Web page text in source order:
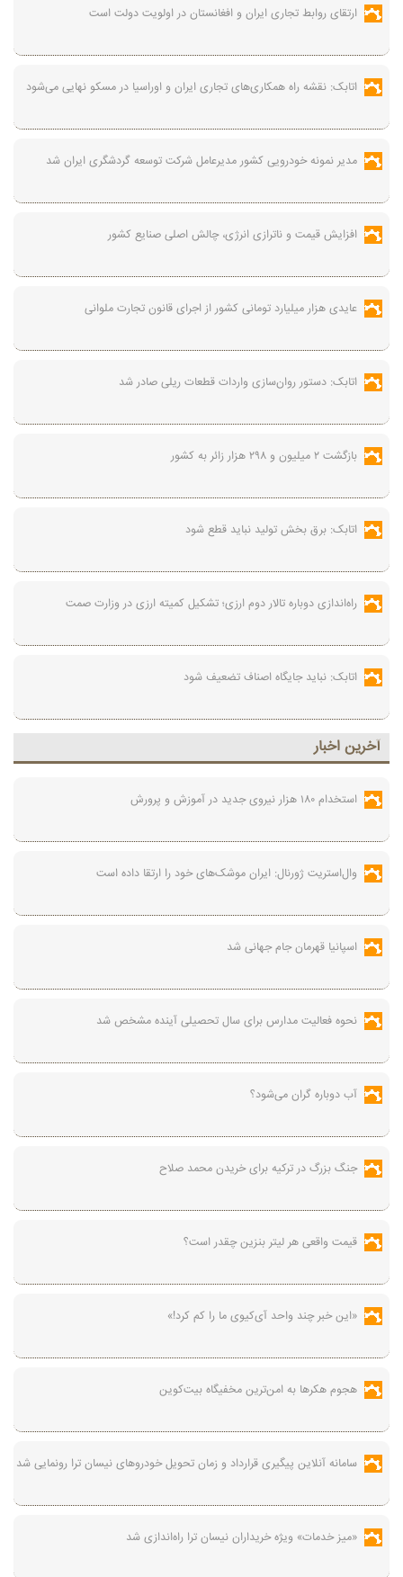
ارتقای روابط تجاری ایران و افغانستان در اولویت دولت است
اتابک: نقشه راه همکاری‌های تجاری ایران و اوراسیا در مسکو نهایی می‌شود
مدیر نمونه خودرویی کشور مدیرعامل شرکت توسعه گردشگری ایران شد
افزایش قیمت و ناترازی انرژی، چالش اصلی صنایع کشور
عایدی هزار میلیارد تومانی کشور از اجرای قانون تجارت ملوانی
اتابک: دستور روان‌سازی واردات قطعات ریلی صادر شد
بازگشت ۲ میلیون و ۲۹۸ هزار زائر به کشور
اتابک: برق بخش تولید نباید قطع شود
راه‌اندازی دوباره تالار دوم ارزی؛ تشکیل کمیته ارزی در وزارت صمت
اتابک: نباید جایگاه اصناف تضعیف شود
آخرين اخبار
استخدام ۱۸۰ هزار نیروی جدید در آموزش‌ و پرورش
وال‌استریت ژورنال: ایران موشک‌های خود را ارتقا داده است
اسپانیا قهرمان جام جهانی شد
نحوه فعالیت مدارس برای سال تحصیلی آینده مشخص شد
آب دوباره گران می‌شود؟
جنگ بزرگ در ترکیه برای خریدن محمد صلاح
قیمت واقعی هر لیتر بنزین چقدر است؟
«این خبر چند واحد آی‌کیوی ما را کم کرد!»
هجوم هکرها به امن‌ترین مخفیگاه بیت‌کوین
سامانه آنلاین پیگیری قرارداد‌ و زمان تحویل خودرو‌های نیسان ترا رونمایی شد
«میز خدمات» ویژه خریداران نیسان ترا راه‌اندازی شد